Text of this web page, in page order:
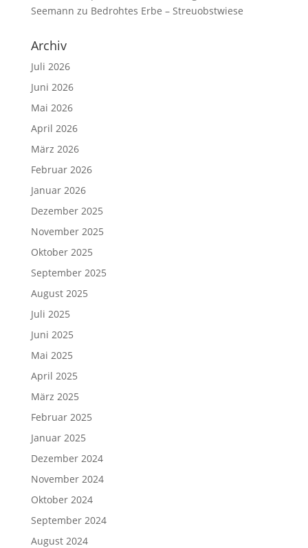
Seemann zu Bedrohtes Erbe – Streuobstwiese
Archiv
Juli 2026
Juni 2026
Mai 2026
April 2026
März 2026
Februar 2026
Januar 2026
Dezember 2025
November 2025
Oktober 2025
September 2025
August 2025
Juli 2025
Juni 2025
Mai 2025
April 2025
März 2025
Februar 2025
Januar 2025
Dezember 2024
November 2024
Oktober 2024
September 2024
August 2024